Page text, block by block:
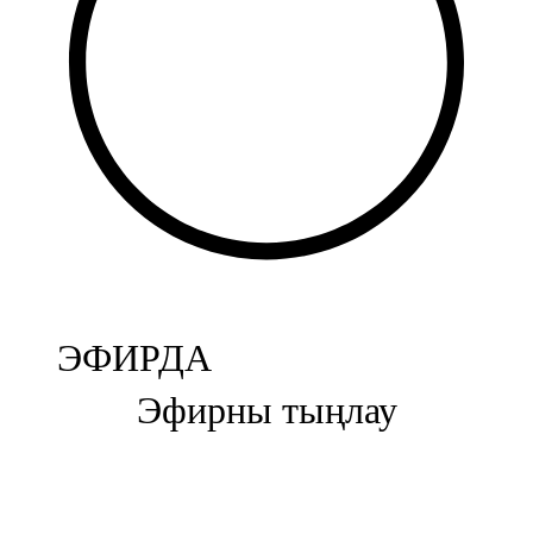
Балык бистәсе
104,9 FM
Баулы
107,5 FM
Биләр
Болгар
106,0 FM
Бөгелмә
ЭФИРДА
Эфирны тыңлау